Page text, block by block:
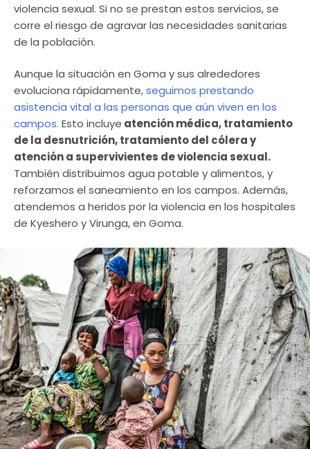
violencia sexual. Si no se prestan estos servicios, se
corre el riesgo de agravar las necesidades sanitarias
de la población. ​
Aunque la situación en Goma y sus alrededores
evoluciona rápidamente,seguimos prestando
asistencia vital a las personas que aún viven en los
campos. Esto incluye atención médica, tratamiento
de la desnutrición, tratamiento del cólera y
atención a supervivientes de violencia sexual.
También distribuimos agua potable y alimentos, y
reforzamos el saneamiento en los campos. Además,
atendemos a heridos por la violencia en los hospitales
de Kyeshero y Virunga, en Goma.